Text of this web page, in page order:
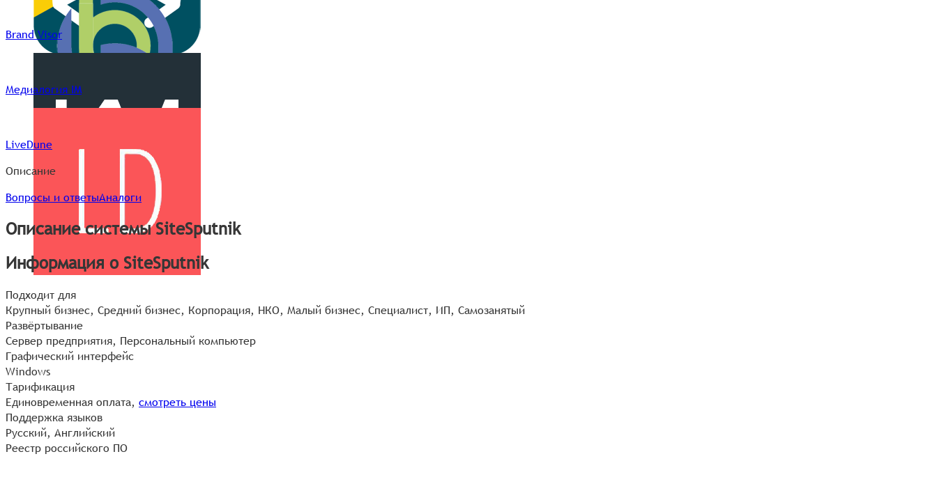
Brand Visor
Медиалогия IM
LiveDune
Описание
Вопросы и ответыАналоги
Описание системы SiteSputnik
Информация о SiteSputnik
Подходит для
Крупный бизнес, Средний бизнес, Корпорация, НКО, Малый бизнес, Специалист, ИП, Самозанятый
Развёртывание
Сервер предприятия, Персональный компьютер
Графический интерфейс
Windows
Тарификация
Единовременная оплата, смотреть цены
Поддержка языков
Русский, Английский
Реестр российского ПО